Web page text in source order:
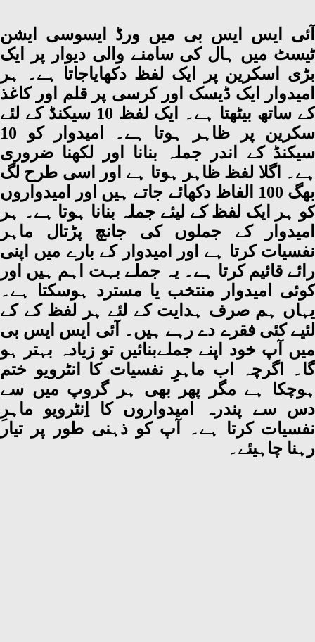
آئی ایس ایس بی میں ورڈ ایسوسی ایشن
ٹیسٹ میں ہال کی سامنے والی دیوار پر ایک
بڑی اسکرین پر ایک لفظ دکھایاجاتا ہے۔ ہر
امیدوار ایک ڈیسک اور کرسی پر قلم اور کاغذ
کے ساتھ بیٹھتا ہے۔ ایک لفظ 10 سیکنڈ کے لئے
سکرین پر ظاہر ہوتا ہے۔ امیدوار کو 10
سیکنڈ کے اندر جملہ بنانا اور لکھنا ضروری
ہے۔ اگلا لفظ ظاہر ہوتا ہے اور اسی طرح لگ
بھگ 100 الفاظ دکھائے جاتے ہیں اور امیدواروں
کو ہر ایک لفظ کے لیئے جملہ بنانا ہوتا ہے۔ ہر
امیدوار کے جملوں کی جانچ پڑتال ماہر
نفسیات کرتا ہے اور امیدوار کے بارے میں اپنی
رائے قائیم کرتا ہے۔ یہ جملے بہت اہم ہیں اور
کوئی امیدوار منتخب یا مسترد ہوسکتا ہے۔
یہاں ہم صرف ہدایت کے لئے ہر لفظ کے کے
لئیے کئی فقرے دے رہے ہیں۔ آئی ایس ایس بی
میں آپ خود اپنے جملےبنائیں تو زیادہ بہتر ہو
گا۔ اگرچہ اب ماہرِ نفسیات کا انٹرویو ختم
ہوچکا ہے مگر پھر بھی ہر گروپ میں سے
دس سے پندرہ امیدواروں کا اِنٹرویو ماہرِ
نفسیات کرتا ہے۔ آپ کو ذہنی طور پر تیار
رہنا چاہیئے۔